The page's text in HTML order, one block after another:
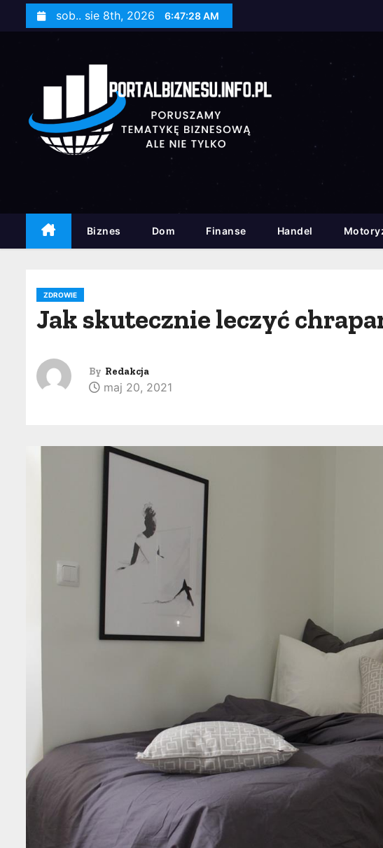
sob.. sie 8th, 2026 6:47:29 AM
Biznes Dom Finanse Handel
ZDROWIE
Jak skutecznie leczyć
By Redakcja
maj 20, 2021